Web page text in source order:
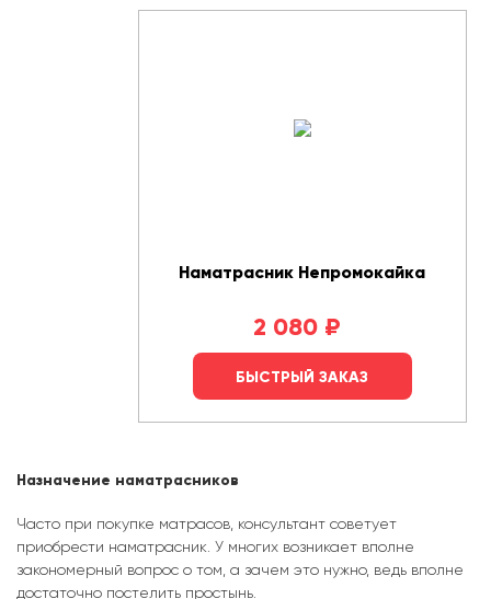
Наматрасник Непромокайка
2 080 ₽
БЫСТРЫЙ ЗАКАЗ
Назначение наматрасников
Часто при покупке матрасов, консультант советует
приобрести наматрасник. У многих возникает вполне
закономерный вопрос о том, а зачем это нужно, ведь вполне
достаточно постелить простынь.